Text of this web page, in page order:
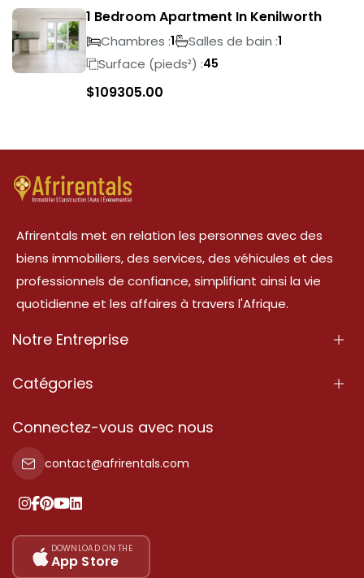
1 Bedroom Apartment In Kenilworth
Chambres :1 Salles de bain :1
Surface (pieds²) :45
$109305.00
Afrirentals met en relation les personnes avec des
biens immobiliers, des services, des véhicules et des
professionnels de confiance, simplifiant ainsi la vie
quotidienne et les affaires à travers l'Afrique.
Notre Entreprise
À Propos
Conditions d'Utilisation
Politique de Confidentialité
Nos tarifs
Plan du site
Catégories
Propriété
Propriété à vendre
Propriété à louer
Ajoutez votre témoignage
Connectez-vous avec nous
contact@afrirentals.com
DOWNLOAD ON THE
App Store